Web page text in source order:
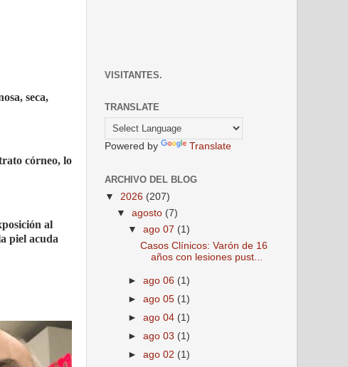
seca,
córneo, lo
al
piel acuda
VISITANTES.
TRANSLATE
Powered by Translate
ARCHIVO DEL BLOG
▼ 2026 (207)
▼agosto (7)
▼ago 07 (1)
Casos Clínicos: Varón de 16
años con lesiones pust...
►ago 06 (1)
►ago 05 (1)
►ago 04 (1)
►ago 03 (1)
►ago 02 (1)